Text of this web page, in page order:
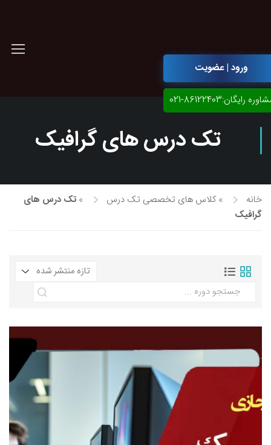
آموزش مجازی طراحی داخلی
نقاشی رنگ روغن
نقاش مداد رنگی
نقاشی مینیاتور(نگارگری)
نقاشی تذهیب و گل و مرغ
خوشنویسی نستعلیق
ورود | عضویت
رایگان:86122403-021
تک درس های گرافیک
خانه »کلاس های تخصصی تک درس » تک درس های
گرافیک